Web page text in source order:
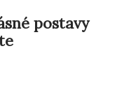
postavy